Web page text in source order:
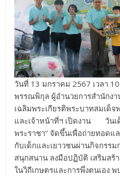
วันที่ 13 มกราคม 2567 เวลา
พรรณพิกุล ผู้อำนวยการสำนักง
เฉลิมพระเกียรติพระบาทสมเด็
และเจ้าหน้าที่ฯ เปิดงาน วันเ
พระราชา” จัดขึ้นเพื่อถ่ายทอดแ
กับเด็กและเยาวชนผ่านกิจกรร
สนุกสนาน ลงมือปฏิบัติ เสริมส
ในวิถีเกษตรและการพึ่งตนเอง